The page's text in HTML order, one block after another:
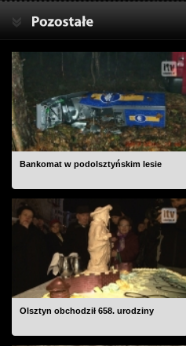
Bankomat w podolsztyńskim lesie
Olsztyn obchodził 658. urodziny